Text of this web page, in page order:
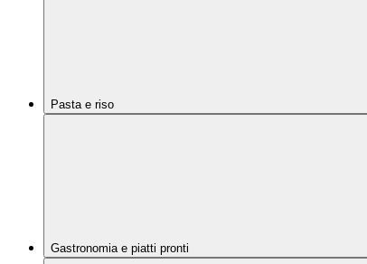
Pasta e riso
Gastronomia e piatti pronti